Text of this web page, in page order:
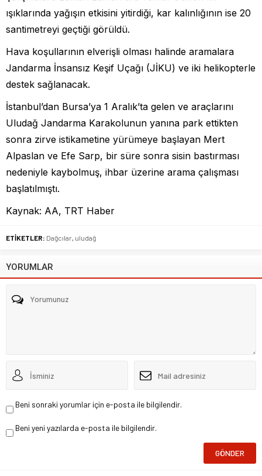
ışıklarında yağışın etkisini yitirdiği, kar kalınlığının ise 20
santimetreyi geçtiği görüldü.
Hava koşullarının elverişli olması halinde aramalara
Jandarma İnsansız Keşif Uçağı (JİKU) ve iki helikopterle
destek sağlanacak.
İstanbul’dan Bursa’ya 1 Aralık’ta gelen ve araçlarını
Uludağ Jandarma Karakolunun yanına park ettikten
sonra zirve istikametine yürümeye başlayan Mert
Alpaslan ve Efe Sarp, bir süre sonra sisin bastırması
nedeniyle kaybolmuş, ihbar üzerine arama çalışması
başlatılmıştı.
Kaynak: AA, TRT Haber
ETİKETLER: Dağcılar, uludağ
YORUMLAR
Beni sonraki yorumlar için e-posta ile bilgilendir.
Beni yeni yazılarda e-posta ile bilgilendir.